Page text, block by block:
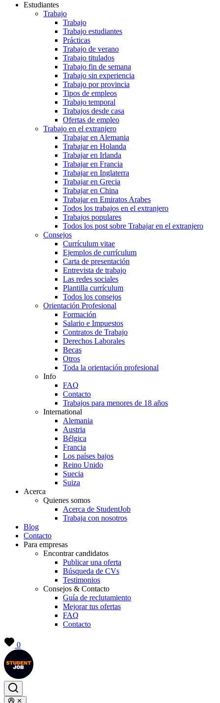
Estudiantes
Trabajo
Trabajo
Trabajo estudiantes
Prácticas
Trabajo de verano
Trabajo titulados
Trabajo fin de semana
Trabajo sin experiencia
Trabajo por provincia
Tipos de empleos
Trabajo temporal
Trabajos desde casa
Ofertas de empleo
Trabajo en el extranjero
Trabajar en Alemania
Trabajar en Holanda
Trabajar en Irlanda
Trabajar en Francia
Trabajar en Inglaterra
Trabajar en Grecia
Trabajar en China
Trabajar en Emiratos Arabes
Todos los trabajos en el extranjero
Trabajos populares
Todos los post sobre Trabajar en el extranjero
Consejos
Currículum vitae
Ejemplos de currículum
Carta de presentación
Entrevista de trabajo
Las redes sociales
Plantilla currículum
Todos los consejos
Orientación Profesional
Formación
Salario e Impuestos
Contratos de Trabajo
Derechos Laborales
Becas
Otros
Toda la orientación profesional
Info
FAQ
Contacto
Trabajos para menores de 18 años
International
Alemania
Austria
Bélgica
Francia
Los países bajos
Reino Unido
Suecia
Suiza
Acerca
Quienes somos
Acerca de StudentJob
Trabaja con nosotros
Blog
Contacto
Para empresas
Encontrar candidatos
Publicar una oferta
Búsqueda de CVs
Testimonios
Consejos & Contacto
Guía de reclutamiento
Mejorar tus ofertas
FAQ
Contacto
0